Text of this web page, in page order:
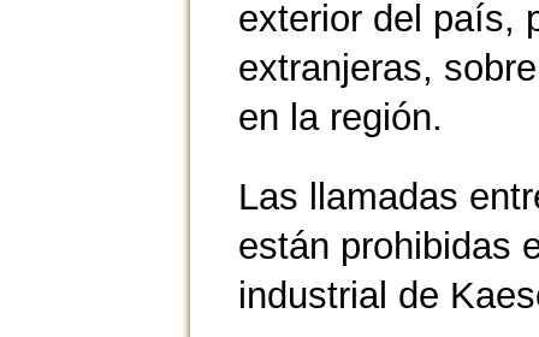
exterior del país,
extranjeras,
en la región.
Las llamadas
están prohibidas
industrial de